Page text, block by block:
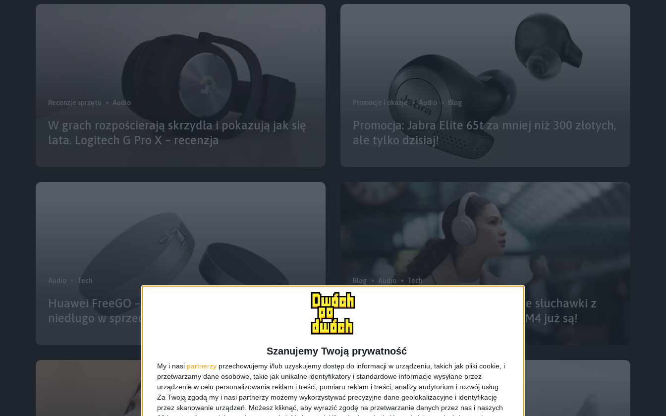
Szanujemy Twoją prywatność
My i nasi partnerzy przechowujemy i/lub uzyskujemy dostęp do informacji w urządzeniu, takich jak pliki cookie, i
przetwarzamy dane osobowe, takie jak unikalne identyfikatory i standardowe informacje wysyłane przez
urządzenie w celu personalizowania reklam i treści, pomiaru reklam i treści, analizy audytorium i rozwój usług.
Za Twoją zgodą my i nasi partnerzy możemy wykorzystywać precyzyjne dane geolokalizacyjne i identyfikację
przez skanowanie urządzeń. Możesz kliknąć, aby wyrazić zgodę na przetwarzanie danych przez nas i naszych
Recenzje sprzętu Audio
W grach rozpościerają skrzydła i pokazują jak się
lata. Logitech G Pro X – recenzja
Promocje i okazje Audio Blog
Promocja: Jabra Elite 65t za mniej niż 300 złotych,
ale tylko dzisiaj!
Audio Tech
Huawei FreeGO – nowy głośnik Bluetooth
niedługo w sprzedaży
Blog Audio Tech
Czy to najbardziej zaawansowane słuchawki z
ANC? Słuchawki Sony WH-1000XM4 już są!